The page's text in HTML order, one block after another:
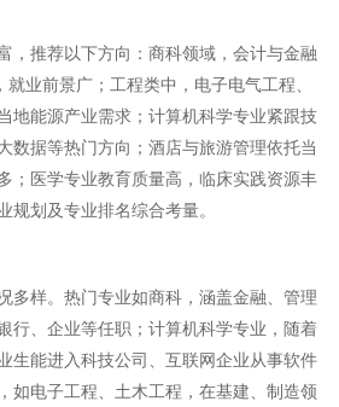
，推荐以下方向：商科领域，会计与金融
业前景广；工程类中，电子电气工程、
地能源产业需求；计算机科学专业紧跟技
数据等热门方向；酒店与旅游管理依托当
；医学专业教育质量高，临床实践资源丰
规划及专业排名综合考量。
多样。热门专业如商科，涵盖金融、管理
行、企业等任职；计算机科学专业，随着
生能进入科技公司、互联网企业从事软件
如电子工程、土木工程，在基建、制造领